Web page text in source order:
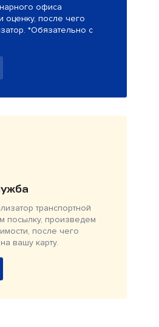
офиса
оценку, после чего
*Обязательно с
транспортной
посылку, произведем
после чего
вашу карту.